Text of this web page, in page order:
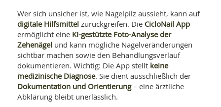
Wer sich unsicher ist, wie Nagelpilz aussieht, kann auf
digitale Hilfsmittel zurückgreifen. Die CicloNail App
ermöglicht eine KI-gestützte Foto-Analyse der
Zehenägel und kann mögliche Nagelveränderungen
sichtbar machen sowie den Behandlungsverlauf
dokumentieren. Wichtig: Die App stellt keine
medizinische Diagnose. Sie dient ausschließlich der
Dokumentation und Orientierung– eine ärztliche
Abklärung bleibt unerlässlich.